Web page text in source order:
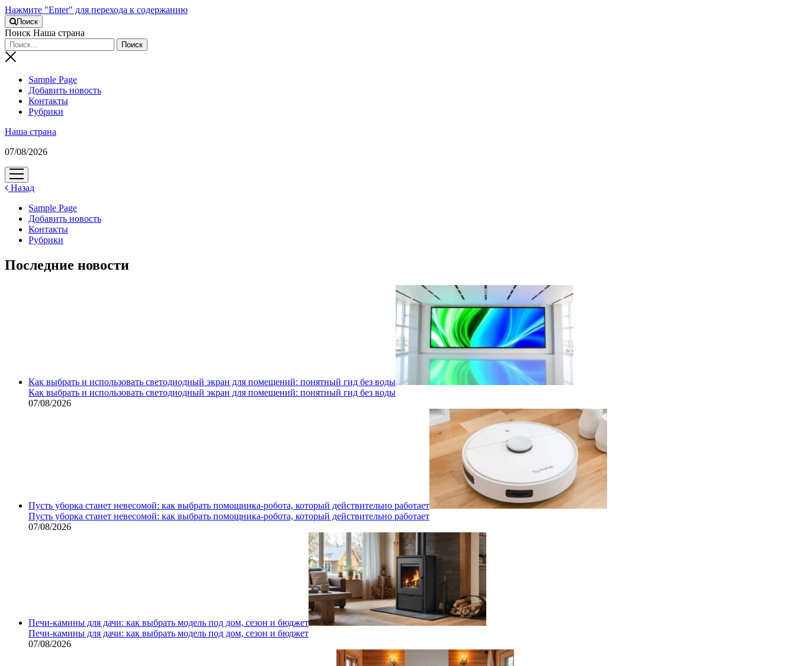
Нажмите "Enter" для перехода к содержанию
Поиск
Поиск Наша страна
Sample Page
Добавить новость
Контакты
Рубрики
Наша страна
07/08/2026
открыть
меню
Назад
Sample Page
Добавить новость
Контакты
Рубрики
Последние новости
Как выбрать и использовать светодиодный экран для помещений: понятный гид без воды
Как выбрать и использовать светодиодный экран для помещений: понятный гид без воды
07/08/2026
Пусть уборка станет невесомой: как выбрать помощника‑робота, который действительно работает
Пусть уборка станет невесомой: как выбрать помощника‑робота, который действительно работает
07/08/2026
Печи-камины для дачи: как выбрать модель под дом, сезон и бюджет
Печи-камины для дачи: как выбрать модель под дом, сезон и бюджет
07/08/2026